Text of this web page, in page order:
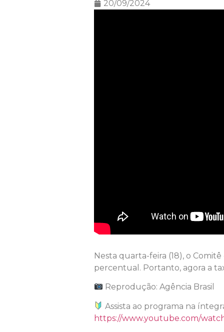
20/09/2024
Nesta quarta-feira (18), o
percentual. Portanto, agora a
Reprodução: Agência Brasil
Assista ao programa na
https://www.youtube.com/